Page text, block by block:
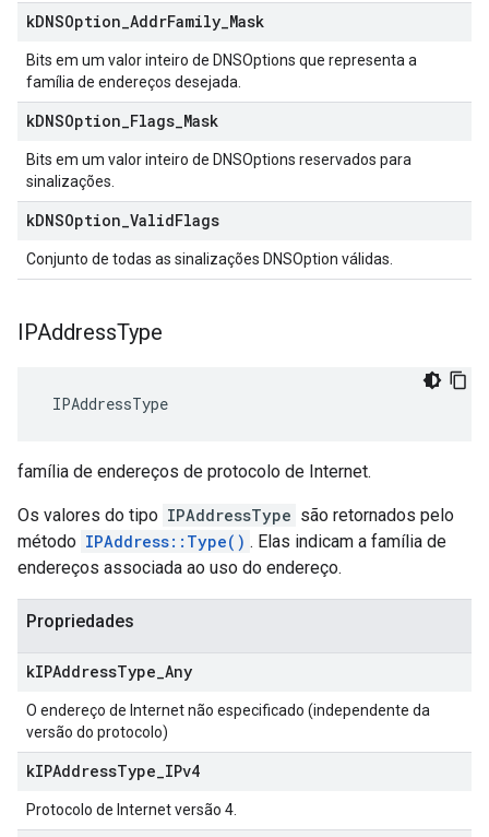
kDNSOption AddrFamily Mask
Bits em um valor inteiro de DNSOptions que representa a
família de endereços desejada.
kDNSOption Flags Mask
Bits em um valor inteiro de DNSOptions reservados para
sinalizações.
kDNSOption ValidFlags
Conjunto de todas as sinalizações DNSOption válidas.
IPAddressType
IPAddressType
família de endereços de protocolo de Internet.
Os valores do tipo IPAddressType são retornados pelo
método IPAddress::Type() . Elas indicam a família de
endereços associada ao uso do endereço.
Propriedades
kIPAddressType Any
O endereço de Internet não especificado (independente da
versão do protocolo)
kIPAddressType IPv4
Protocolo de Internet versão 4.